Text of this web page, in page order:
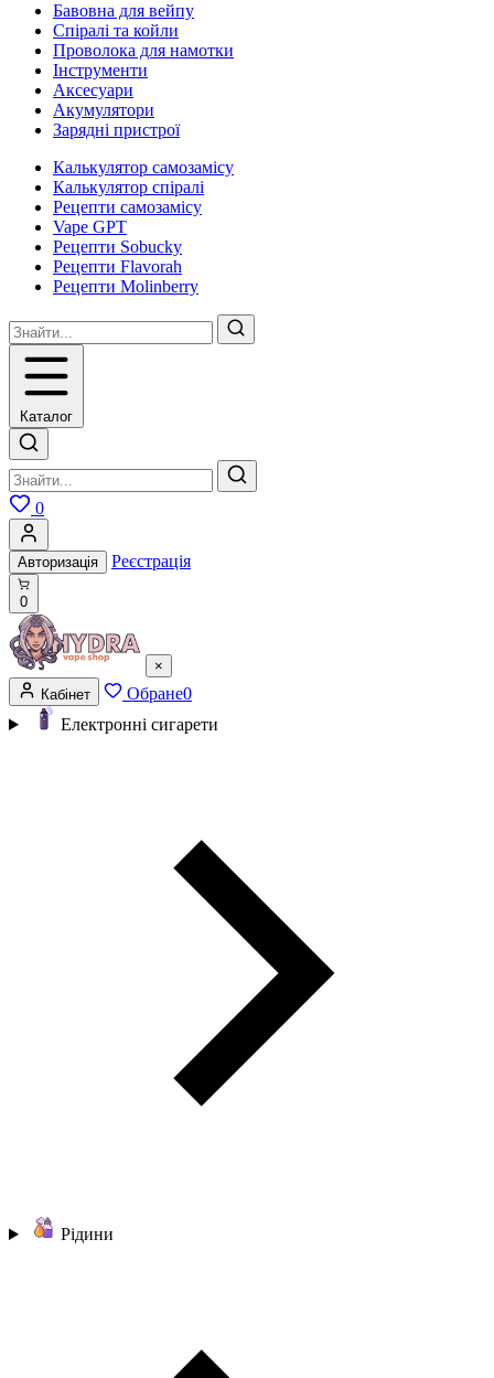
Бавовна для вейпу
Спіралі та койли
Проволока для намотки
Інструменти
Аксесуари
Акумулятори
Зарядні пристрої
Калькулятор самозамісу
Калькулятор спіралі
Рецепти самозамісу
Vape GPT
Рецепти Sobucky
Рецепти Flavorah
Рецепти Molinberry
Каталог
0
Авторизація Реєстрація
0
×
Кабінет
Обране0
Електронні сигарети
Рідини